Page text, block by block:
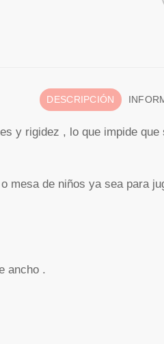
DESCRIPCIÓN
y rigidez , lo que impide
mesa de niños ya sea para
ancho .